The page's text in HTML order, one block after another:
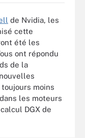
de Nvidia, les
cette
été les
ont répondu
de la
moins
les moteurs
DGX de